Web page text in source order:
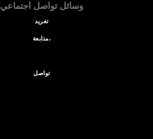
وسائل تواصل اجتماعي
تغريد
متابعة،
تواصل